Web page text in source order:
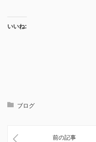
いいね:
ブログ
前の記事